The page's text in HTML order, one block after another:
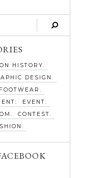
HISTORY
DESIGN
FOOTWEAR
EVENT
CONTEST